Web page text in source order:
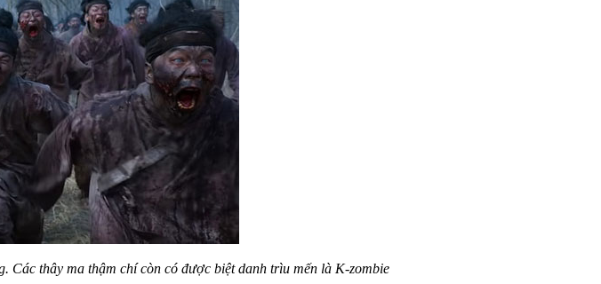
Các thây ma thậm chí còn có được biệt danh trìu mến là K-zombie